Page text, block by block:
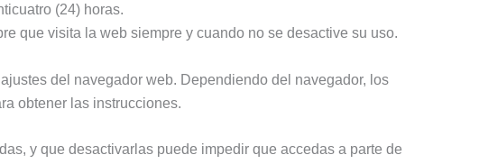
(24) horas.
que visita la web siempre y cuando no se desactive su uso.
del navegador web. Dependiendo del navegador, los
obtener las instrucciones.
y que desactivarlas puede impedir que accedas a parte de